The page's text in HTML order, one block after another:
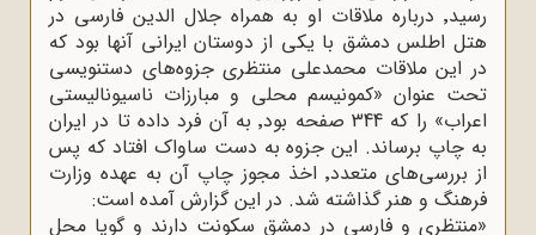
رسید٬ درباره ملاقات او به همراه جلال الدین فارسی در
هتل اطلس دمشق با یکی از دوستان ایرانی آنها بود که
در این ملاقات محمدعلی منتظری جزوه‌های دستنویسی
تحت عنوان «کمونیسم محلی و مبارزات ناسیونالیستی
اعراب» را که 344 صفحه بود٬ به آن فرد داده تا در ایران
به چاپ برساند. این جزوه به دست ساواک افتاد که پس
از بررسی‌های متعدد٬ اخذ مجوز چاپ آن به عهده وزارت
فرهنگ و هنر گذاشته شد. در این گزارش آمده است:
»منتظری و فارسی در دمشق سکونت دارند و گویا محل